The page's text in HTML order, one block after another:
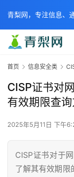
首页 信息安全类
CISP证书对
有效期限查
2025年5月11日 下午
CISP证书对于
了解其有效期限
青梨网，专注信息、